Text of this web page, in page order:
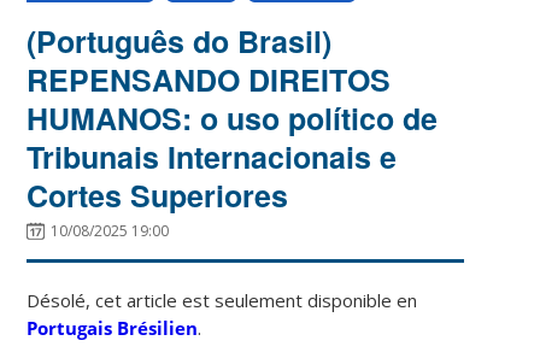
(Português do Brasil)
REPENSANDO DIREITOS
HUMANOS: o uso político de
Tribunais Internacionais e
Cortes Superiores
10/08/2025 19:00
Désolé, cet article est seulement disponible en
Portugais Brésilien.